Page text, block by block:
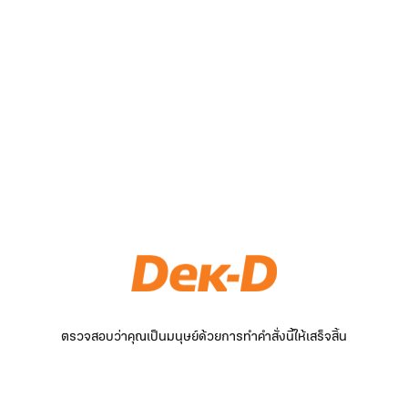
ตรวจสอบว่าคุณเป็นมนุษย์ด้วยการทำคำสั่งนี้ให้เสร็จสิ้น